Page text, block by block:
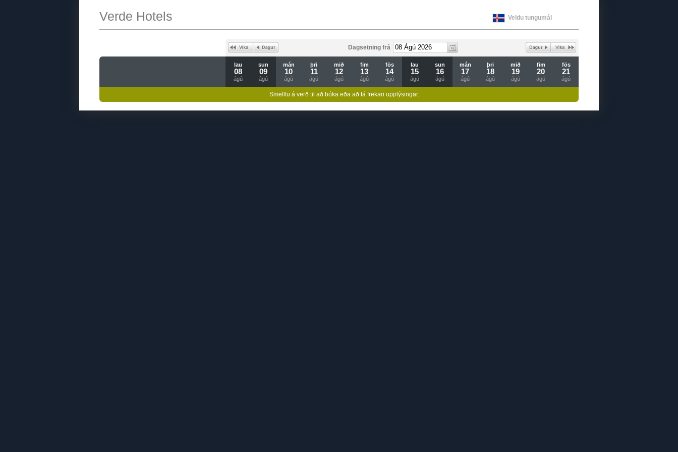
Veldu tungumál
Verde Hotels
Dagsetning frá
lau
08
ágú
sun
09
ágú
mán
10
ágú
þri
11
ágú
mið
12
ágú
fim
13
ágú
fös
14
ágú
lau
15
ágú
sun
16
ágú
mán
17
ágú
þri
18
ágú
mið
19
ágú
fim
20
ágú
fös
21
ágú
Smelltu á verð til að bóka eða að fá frekari upplýsingar.